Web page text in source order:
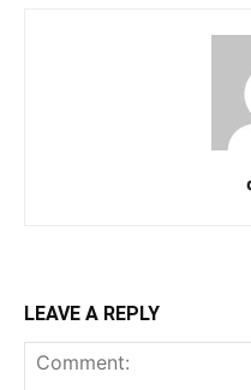
LEAVE A REPLY